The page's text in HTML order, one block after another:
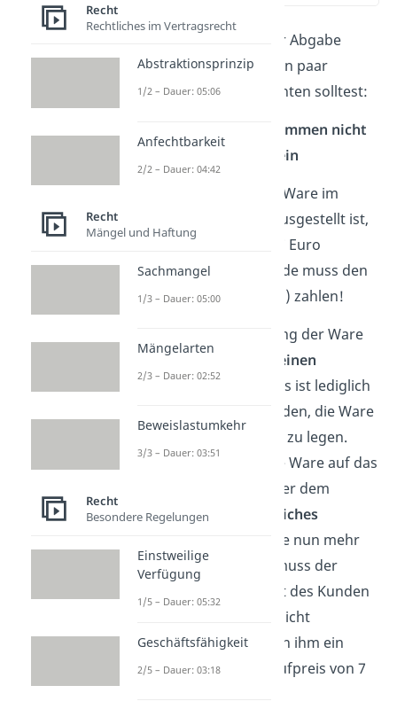
Bei der Aufforderung zur Abgabe
eines Angebots gibt es ein paar
Sonderfälle, die du beachten solltest:
Preisauszeichnungen stimmen nicht
mit Preis an Kasse überein
Was passiert, wenn eine Ware im
Supermarkt für 5 Euro ausgestellt ist,
aber in der Kasse unter 7 Euro
gespeichert ist? Der Kunde muss den
Kassenpreis (hier: 7 Euro) zahlen!
Bei der Ausstellung der Ware
im Supermarkt gibt es
keinen
Rechtsbindungswillen
, es ist lediglich
ein Angebot für den Kunden, die Ware
in seinen Einkaufswagen zu legen.
Erst, wenn der Kunde die Ware auf das
Kassenband legt, macht er dem
Supermarkt ein
verbindliches
. Kostet die Ware nun mehr
als ausgeschildert war, muss der
Supermarkt das Angebot des Kunden
(hier: 5 Euro zu zahlen) nicht
annehmen, sondern kann ihm ein
Gegenangebot (hier: Kaufpreis von 7
Recht
Rechtliches im Vertragsrecht
Abstraktionsprinzip
1/2 – Dauer: 05:06
Anfechtbarkeit
2/2 – Dauer: 04:42
Recht
Mängel und Haftung
Sachmangel
1/3 – Dauer: 05:00
Mängelarten
2/3 – Dauer: 02:52
Beweislastumkehr
3/3 – Dauer: 03:51
Recht
Besondere Regelungen
Einstweilige
Verfügung
1/5 – Dauer: 05:32
Geschäftsfähigkeit
2/5 – Dauer: 03:18